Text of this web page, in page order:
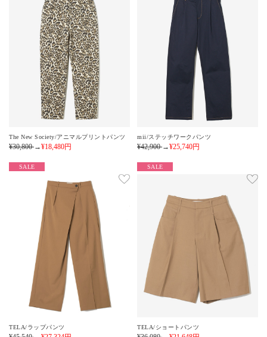
The New Society/アニマルプリントパンツ
¥30,800→¥18,480円
mii/ステッチワークパンツ
¥42,900→¥25,740円
SALE
TELA/ラップパンツ
SALE
TELA/ショートパンツ